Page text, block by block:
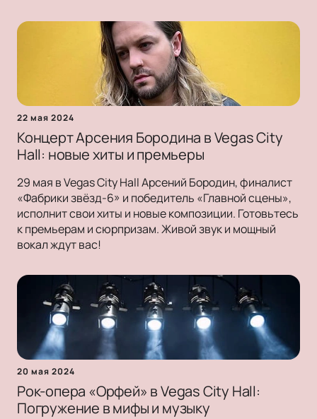
22 мая 2024
Концерт Арсения Бородина в Vegas City
Hall: новые хиты и премьеры
29 мая в Vegas City Hall Арсений Бородин, финалист
«Фабрики звёзд-6» и победитель «Главной сцены»,
исполнит свои хиты и новые композиции. Готовьтесь
к премьерам и сюрпризам. Живой звук и мощный
вокал ждут вас!
20 мая 2024
Рок-опера «Орфей» в Vegas City Hall:
Погружение в мифы и музыку